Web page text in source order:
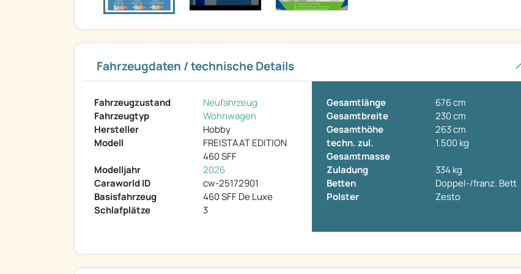
Fahrzeugdaten / technische Details
Fahrzeugzustand
Neufahrzeug
Fahrzeugtyp
Wohnwagen
Hersteller
Hobby
Modell
FREISTAAT EDITION
460 SFF
Modelljahr
2026
Caraworld ID
cw-25172901
Basisfahrzeug
460 SFF De Luxe
Schlafplätze
3
Gesamtlänge
676 cm
Gesamtbreite
230 cm
Gesamthöhe
263 cm
techn. zul.
Gesamtmasse
1.500 kg
Zuladung
334 kg
Betten
Doppel-/franz. Bett
Polster
Zesto